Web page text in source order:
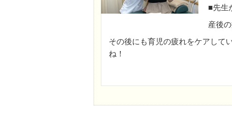
■先生
産後
その後にも育児の疲れをケアして
ね！